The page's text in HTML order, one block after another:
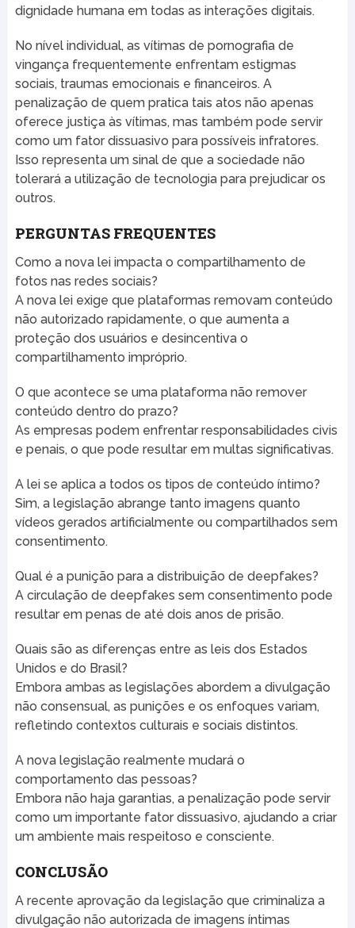
dignidade humana em todas as interações digitais.
No nível individual, as vítimas de pornografia de
vingança frequentemente enfrentam estigmas
sociais, traumas emocionais e financeiros. A
penalização de quem pratica tais atos não apenas
oferece justiça às vítimas, mas também pode servir
como um fator dissuasivo para possíveis infratores.
Isso representa um sinal de que a sociedade não
tolerará a utilização de tecnologia para prejudicar os
outros.
PERGUNTAS FREQUENTES
Como a nova lei impacta o compartilhamento de
fotos nas redes sociais?
A nova lei exige que plataformas removam conteúdo
não autorizado rapidamente, o que aumenta a
proteção dos usuários e desincentiva o
compartilhamento impróprio.
O que acontece se uma plataforma não remover
conteúdo dentro do prazo?
As empresas podem enfrentar responsabilidades civis
e penais, o que pode resultar em multas significativas.
A lei se aplica a todos os tipos de conteúdo íntimo?
Sim, a legislação abrange tanto imagens quanto
vídeos gerados artificialmente ou compartilhados sem
consentimento.
Qual é a punição para a distribuição de deepfakes?
A circulação de deepfakes sem consentimento pode
resultar em penas de até dois anos de prisão.
Quais são as diferenças entre as leis dos Estados
Unidos e do Brasil?
Embora ambas as legislações abordem a divulgação
não consensual, as punições e os enfoques variam,
refletindo contextos culturais e sociais distintos.
A nova legislação realmente mudará o
comportamento das pessoas?
Embora não haja garantias, a penalização pode servir
como um importante fator dissuasivo, ajudando a criar
um ambiente mais respeitoso e consciente.
CONCLUSÃO
A recente aprovação da legislação que criminaliza a
divulgação não autorizada de imagens íntimas